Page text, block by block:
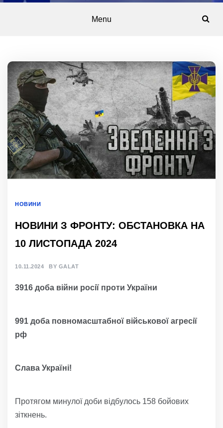
Menu
НОВИНИ
НОВИНИ З ФРОНТУ: ОБСТАНОВКА НА
10 ЛИСТОПАДА 2024
10.11.2024 BY GALAT
3916 доба війни росії проти України
991 доба повномасштабної військової агресії
рф
Слава Україні!
Протягом минулої доби відбулось 158 бойових
зіткнень.